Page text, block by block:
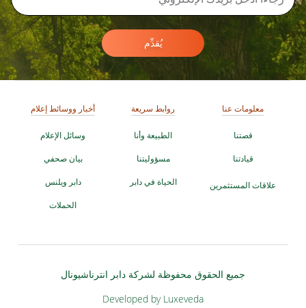
يُقدِّم
معلومات عنا
قصتنا
قيادتنا
علاقات المستثمرين
روابط سريعة
الطبيعة وأنا
مسؤوليتنا
الحياة في دابر
أخبار ووسائط إعلام
وسائل الإعلام
بيان صحفي
دابر ويلنس
الحملات
جميع الحقوق محفوظة لشركة دابر انترناشيونال
Developed by Luxeveda